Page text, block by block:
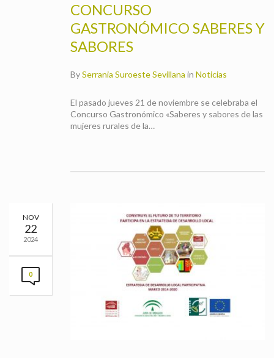
CONCURSO
GASTRONÓMICO SABERES Y
SABORES
BySerrania Suroeste Sevillana in Noticias
El pasado jueves 21 de noviembre se celebraba el
Concurso Gastronómico «Saberes y sabores de las
mujeres rurales de la…
NOV
22
2024
0